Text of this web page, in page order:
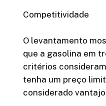
Competitividade
O levantamento
que a gasolina em
critérios
tenha um preço
considerado